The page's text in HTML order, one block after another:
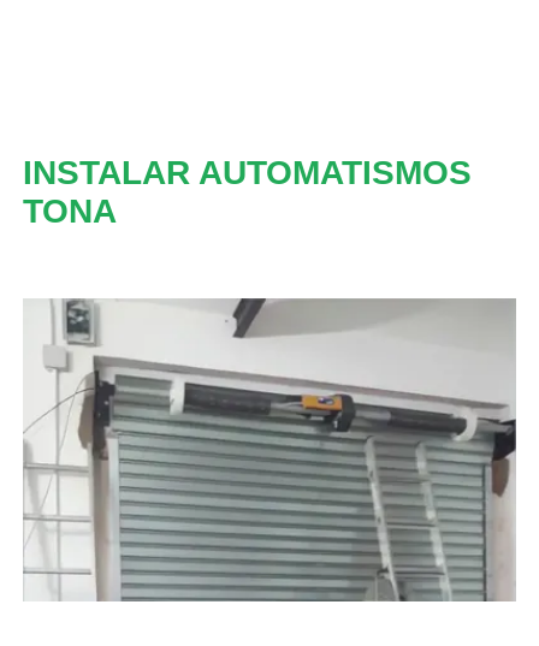
INSTALAR AUTOMATISMOS
TONA